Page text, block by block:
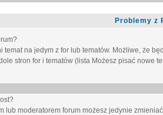
Problemy z
na jedym z for lub tematów. Możliwe, że
stron for i tematów (lista Możesz pisać nowe
lub moderatorem forum możesz jedynie